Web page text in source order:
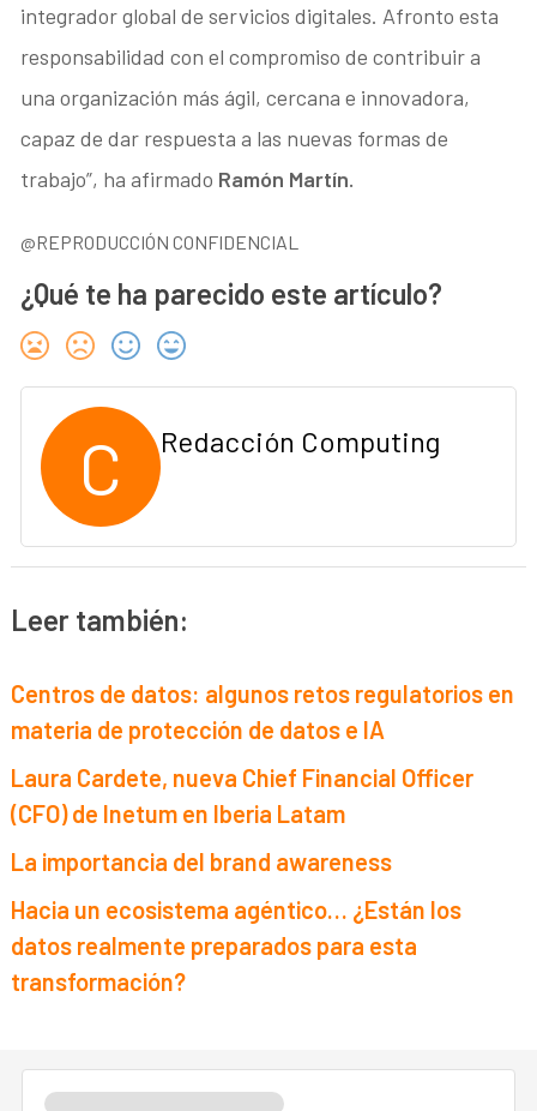
integrador global de servicios digitales. Afronto esta
responsabilidad con el compromiso de contribuir a
una organización más ágil, cercana e innovadora,
capaz de dar respuesta a las nuevas formas de
trabajo”, ha afirmado Ramón Martín.
@REPRODUCCIÓN CONFIDENCIAL
¿Qué te ha parecido este artículo?
C Redacción Computing
Leer también:
Centros de datos: algunos retos regulatorios en
materia de protección de datos e IA
Laura Cardete, nueva Chief Financial Officer
(CFO) de Inetum en Iberia Latam
La importancia del brand awareness
Hacia un ecosistema agéntico… ¿Están los
datos realmente preparados para esta
transformación?